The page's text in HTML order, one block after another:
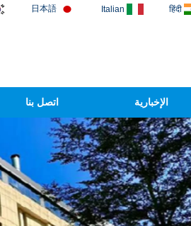
हिंदी
Italian
日本語
الإخبارية اتصل بنا